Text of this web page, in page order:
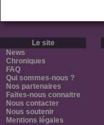
Le site
News
Chroniques
FAQ
Qui sommes-nous ?
Nos partenaires
Faites-nous connaitre
Nous contacter
Nous soutenir
Mentions légales